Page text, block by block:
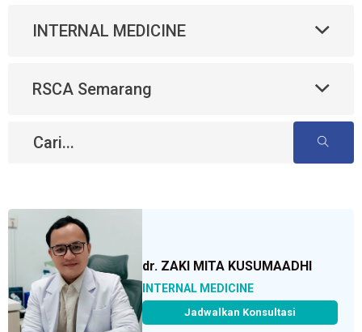
INTERNAL MEDICINE
RSCA Semarang
dr. ZAKI MITA KUSUMAADHI
INTERNAL MEDICINE
Jadwalkan Konsultasi